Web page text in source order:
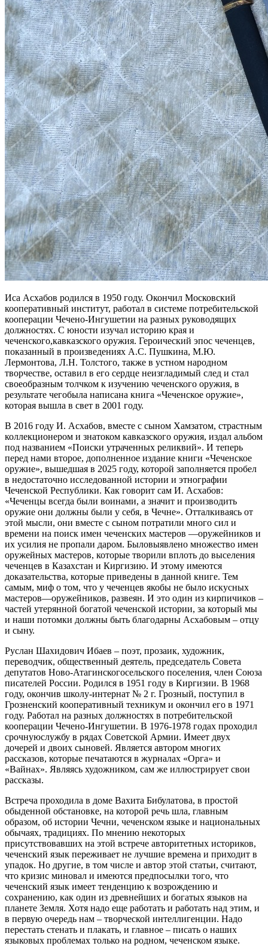
Иса Асхабов родился в 1950 году. Окончил Московский
кооперативный институт, работал в системе потребительской
кооперации Чечено-Ингушетии на разных руководящих
должностях. С юности изучал историю края и
чеченского,кавказского оружия. Героический эпос чеченцев,
показанный в произведениях А.С. Пушкина, М.Ю.
Лермонтова, Л.Н. Толстого, также в устном народном
творчестве, оставил в его сердце неизгладимый след и стал
своеобразным толчком к изучению чеченского оружия, в
результате чегобыла написана книга «Чеченское оружие»,
которая вышла в свет в 2001 году.
В 2016 году И. Асхабов, вместе с сыном Хамзатом, страстным
коллекционером и знатоком кавказского оружия, издал альбом
под названием «Поиски утраченных реликвий». И теперь
перед нами второе, дополненное издание книги «Чеченское
оружие», вышедшая в 2025 году, которой заполняется пробел
в недостаточно исследованной истории и этнографии
Чеченской Республики. Как говорит сам И. Асхабов:
«Чеченцы всегда были воинами, а значит и производить
оружие они должны были у себя, в Чечне». Отталкиваясь от
этой мысли, они вместе с сыном потратили много сил и
времени на поиск имен чеченских мастеров —оружейников и
их усилия не пропали даром. Быловыявлено множество имен
оружейных мастеров, которые творили вплоть до выселения
чеченцев в Казахстан и Киргизию. И этому имеются
доказательства, которые приведены в данной книге. Тем
самым, миф о том, что у чеченцев якобы не было искусных
мастеров—оружейников, развеян. И это один из кирпичиков –
частей утерянной богатой чеченской истории, за который мы
и наши потомки должны быть благодарны Асхабовым – отцу
и сыну.
Руслан Шахидович Ибаев – поэт, прозаик, художник,
переводчик, общественный деятель, председатель Совета
депутатов Ново-Атагинскогосельского поселения, член Союза
писателей России. Родился в 1951 году в Киргизии. В 1968
году, окончив школу-интернат № 2 г. Грозный, поступил в
Грозненский кооперативный техникум и окончил его в 1971
году. Работал на разных должностях в потребительской
кооперации Чечено-Ингушетии. В 1976-1978 годах проходил
срочнуюслужбу в рядах Советской Армии. Имеет двух
дочерей и двоих сыновей. Является автором многих
рассказов, которые печатаются в журналах «Орга» и
«Вайнах». Являясь художником, сам же иллюстрирует свои
рассказы.
Встреча проходила в доме Вахита Бибулатова, в простой
обыденной обстановке, на которой речь шла, главным
образом, об истории Чечни, чеченском языке и национальных
обычаях, традициях. По мнению некоторых
присутствовавших на этой встрече авторитетных историков,
чеченский язык переживает не лучшие времена и приходит в
упадок. Но другие, в том числе и автор этой статьи, считают,
что кризис миновал и имеются предпосылки того, что
чеченский язык имеет тенденцию к возрождению и
сохранению, как один из древнейших и богатых языков на
планете Земля. Хотя надо еще работать и работать над этим, и
в первую очередь нам – творческой интеллигенции. Надо
перестать стенать и плакать, и главное – писать о наших
языковых проблемах только на родном, чеченском языке.